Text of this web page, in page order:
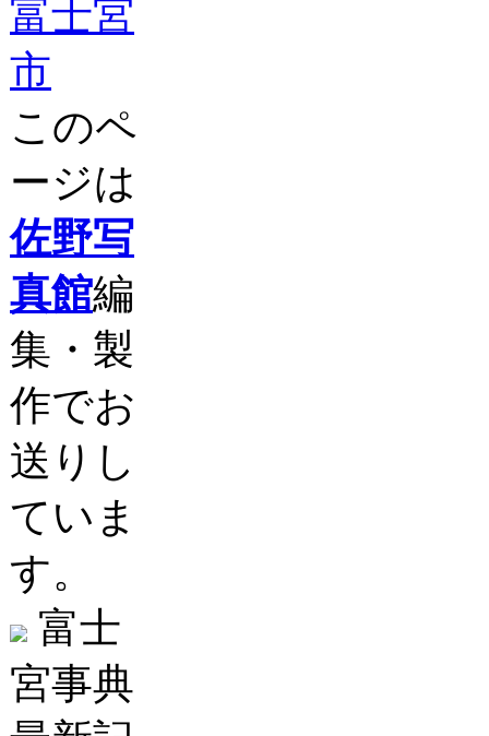
このペ
ージは
佐野写
真館編
集・製
作でお
送りし
ていま
す。
富士
宮事典